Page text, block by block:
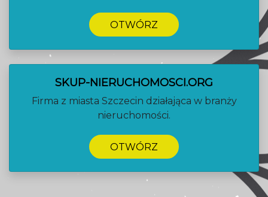
OTWÓRZ
SKUP-NIERUCHOMOSCI.ORG
Firma z miasta Szczecin działająca w branży
nieruchomości.
OTWÓRZ